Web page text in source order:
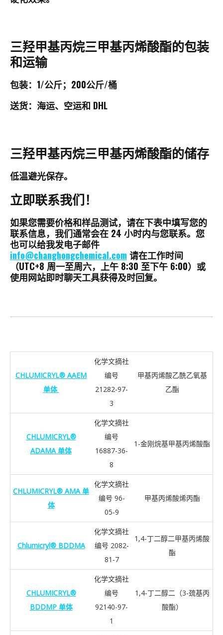
三羟甲基丙烷三甲基丙烯酸酯的包装
和运输
包装：1/公斤；200公斤/桶
送货：海运、空运和 DHL
三羟甲基丙烷三甲基丙烯酸酯的储存
低温避光保存。
立即联系我们！
如果您需要价格和样品测试，请在下表中填写您的
联系信息，我们通常会在 24 小时内与您联系。您
也可以给我发电子邮件
info@changhongchemical.com请在工作时间
（UTC+8 周一至周六，上午 8:30 至下午 6:00）或
使用网站即时聊天工具获得及时回复。
CHLUMICRYL® AAEM
单体
化学文摘社
编号
21282-97-
3
甲基丙烯酸乙酰乙氧基
乙酯
CHLUMICRYL®
ADAMA 单体
化学文摘社
编号
16887-36-
8
1-金刚烷基甲基丙烯酸酯
CHLUMICRYL® AMA 单
体
化学文摘社
编号 96-
05-9
甲基丙烯酸烯丙酯
Chlumicryl® BDDMA
化学文摘社
编号 2082-
81-7
1,4-丁二醇二甲基丙烯酸
酯
CHLUMICRYL®
BDDMP 单体
化学文摘社
编号
92140-97-
1
1,4-丁二醇二（3-巯基丙
酸酯）